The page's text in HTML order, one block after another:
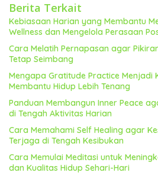
Kesehatan rohani remaja
masalah mental, melainkan
mencakup kesejahteraan
sosial. Remaja dengan
mampu mengelola emosi,
sehat, menemukan makna
tantangan dengan resiliensi.
rohani dapat memicu
kecemasan, depresi,
perilaku berisiko. Penting untuk
perubahan perilaku drastis,
Berita Terkait
Kebiasaan Harian yang Membantu
Wellness dan Mengelola Perasaan
Cara Melatih Pernapasan agar
Tetap Seimbang
Mengapa Gratitude Practice Menjadi
Membantu Hidup Lebih Tenang
Panduan Membangun Inner Peace
di Tengah Aktivitas Harian
Cara Memahami Self Healing agar
Terjaga di Tengah Kesibukan
Cara Memulai Meditasi untuk
dan Kualitas Hidup Sehari-Hari